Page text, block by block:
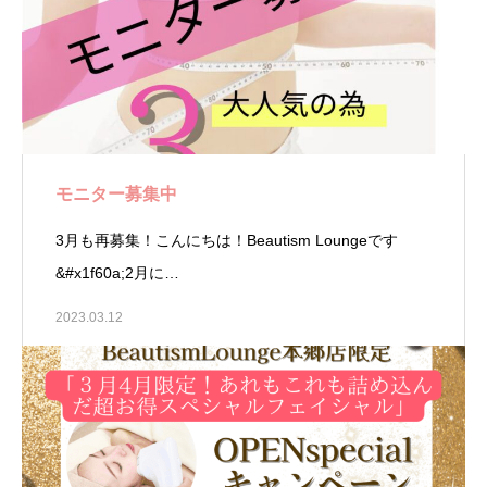
モニター募集中
3月も再募集！こんにちは！Beautism Loungeです
&#x1f60a;2月に…
2023.03.12